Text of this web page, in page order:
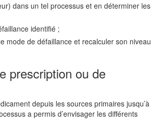
dans un tel processus et en déterminer les
identifié ;
mode de défaillance et recalculer son niveau
prescription ou de
depuis les sources primaires jusqu’à
a permis d’envisager les différents